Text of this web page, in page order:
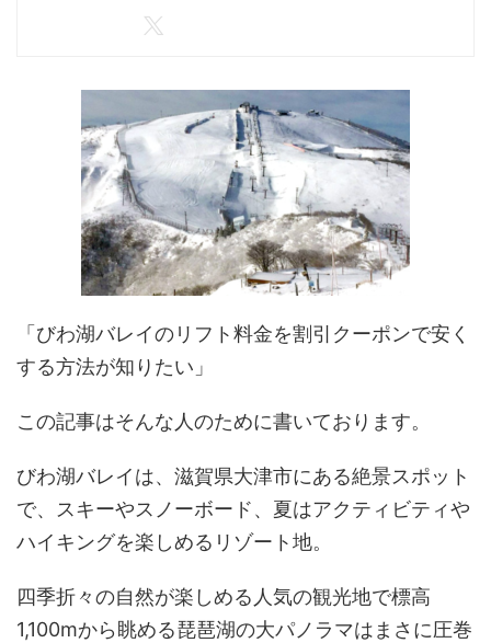
「びわ湖バレイのリフト料金を割引クーポンで安く
する方法が知りたい」
この記事はそんな人のために書いております。
びわ湖バレイは、滋賀県大津市にある絶景スポット
で、スキーやスノーボード、夏はアクティビティや
ハイキングを楽しめるリゾート地。
四季折々の自然が楽しめる人気の観光地で標高
1,100mから眺める琵琶湖の大パノラマはまさに圧巻